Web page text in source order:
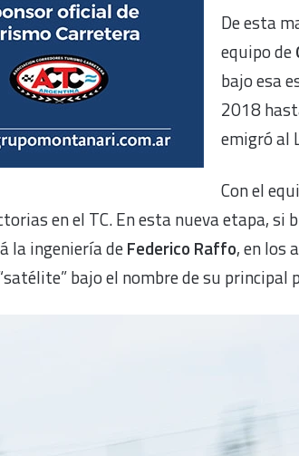
De esta
equipo de
bajo esa
2018
emigró al
Con el
en el TC. En esta nueva etapa,
la ingeniería deFederico Raffo, en los
bajo el nombre de su